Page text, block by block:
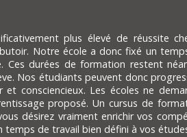
plus élevé de réussite
Notre école a donc fixé un
durées de formation restent
Nos étudiants peuvent donc
consciencieux. Les écoles ne
proposé. Un cursus de
désirez vraiment enrichir vos
temps de travail bien défini à vos